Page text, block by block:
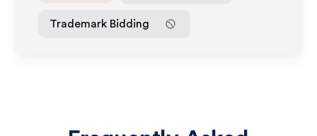
Trademark Bidding